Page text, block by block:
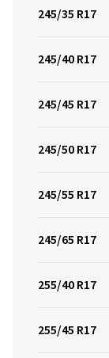
245/35 R17
245/40 R17
245/45 R17
245/50 R17
245/55 R17
245/65 R17
255/40 R17
255/45 R17